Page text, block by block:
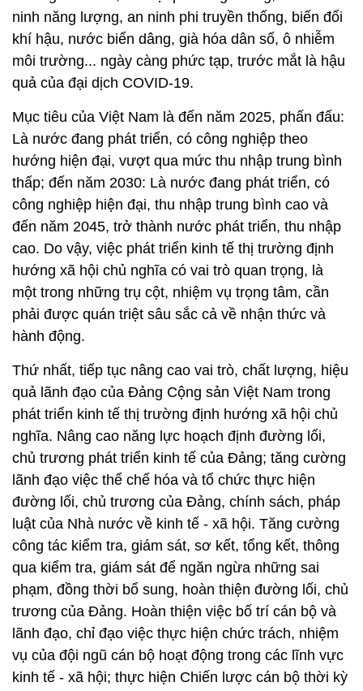
ninh năng lượng, an ninh phi truyền thống, biến đổi
khí hậu, nước biển dâng, già hóa dân số, ô nhiễm
môi trường... ngày càng phức tạp, trước mắt là hậu
quả của đại dịch COVID-19.
Mục tiêu của Việt Nam là đến năm 2025, phấn đấu:
Là nước đang phát triển, có công nghiệp theo
hướng hiện đại, vượt qua mức thu nhập trung bình
thấp; đến năm 2030: Là nước đang phát triển, có
công nghiệp hiện đại, thu nhập trung bình cao và
đến năm 2045, trở thành nước phát triển, thu nhập
cao. Do vậy, việc phát triển kinh tế thị trường định
hướng xã hội chủ nghĩa có vai trò quan trọng, là
một trong những trụ cột, nhiệm vụ trọng tâm, cần
phải được quán triệt sâu sắc cả về nhận thức và
hành động.
Thứ nhất, tiếp tục nâng cao vai trò, chất lượng, hiệu
quả lãnh đạo của Đảng Cộng sản Việt Nam trong
phát triển kinh tế thị trường định hướng xã hội chủ
nghĩa. Nâng cao năng lực hoạch định đường lối,
chủ trương phát triển kinh tế của Đảng; tăng cường
lãnh đạo việc thể chế hóa và tổ chức thực hiện
đường lối, chủ trương của Đảng, chính sách, pháp
luật của Nhà nước về kinh tế - xã hội. Tăng cường
công tác kiểm tra, giám sát, sơ kết, tổng kết, thông
qua kiểm tra, giám sát để ngăn ngừa những sai
phạm, đồng thời bổ sung, hoàn thiện đường lối, chủ
trương của Đảng. Hoàn thiện việc bố trí cán bộ và
lãnh đạo, chỉ đạo việc thực hiện chức trách, nhiệm
vụ của đội ngũ cán bộ hoạt động trong các lĩnh vực
kinh tế - xã hội; thực hiện Chiến lược cán bộ thời kỳ